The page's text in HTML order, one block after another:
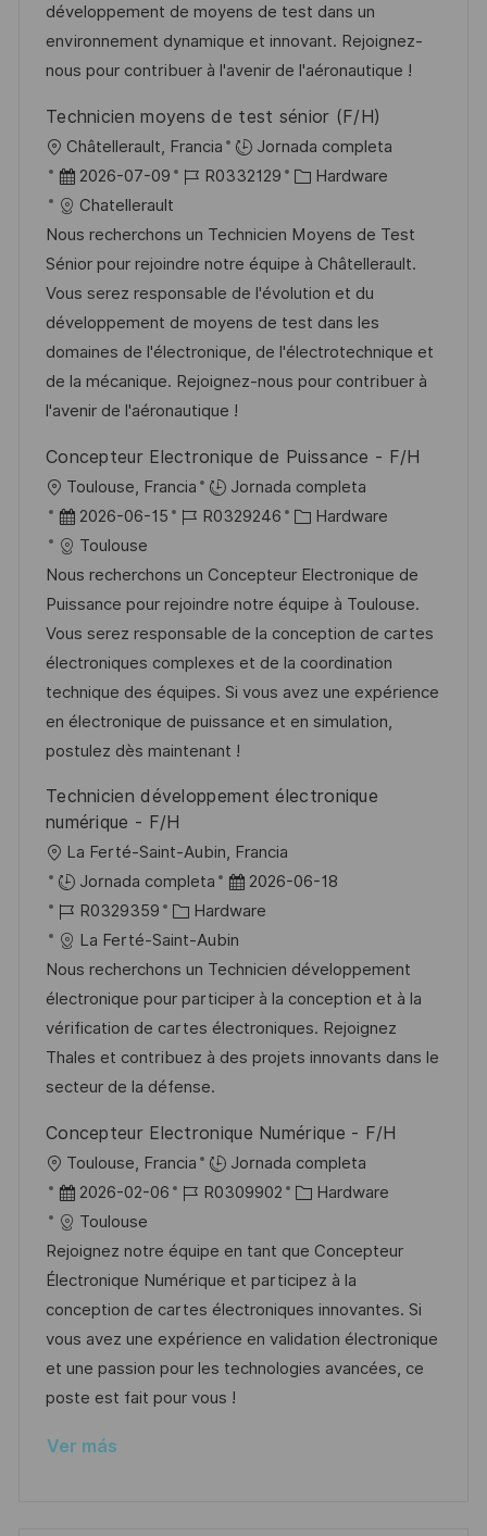
i
ó
n
d
e
p
b
l
i
c
a
c
i
ó
n
m
p
l
o
o
r
í
développement de moyens de test dans un
environnement dynamique et innovant. Rejoignez-
nous pour contribuer à l'avenir de l'aéronautique !
Technicien moyens de test sénior (F/H)
U
b
c
a
c
i
ó
n
Châtellerault, Francia
Jornada completa
F
e
c
h
a
d
e
p
u
l
i
c
a
c
i
ó
n
2026-07-09
I
d
e
e
m
p
l
e
R0332129
C
t
e
g
o
r
Hardware
Chatellerault
Nous recherchons un Technicien Moyens de Test
Sénior pour rejoindre notre équipe à Châtellerault.
Vous serez responsable de l'évolution et du
développement de moyens de test dans les
domaines de l'électronique, de l'électrotechnique et
de la mécanique. Rejoignez-nous pour contribuer à
l'avenir de l'aéronautique !
Concepteur Electronique de Puissance - F/H
U
b
c
a
c
i
ó
n
Toulouse, Francia
Jornada completa
F
e
c
h
a
d
e
p
u
l
a
c
2026-06-15
I
d
e
e
m
p
l
e
R0329246
C
t
e
g
o
r
í
Hardware
Toulouse
Nous recherchons un Concepteur Electronique de
Puissance pour rejoindre notre équipe à Toulouse.
Vous serez responsable de la conception de cartes
électroniques complexes et de la coordination
technique des équipes. Si vous avez une expérience
en électronique de puissance et en simulation,
postulez dès maintenant !
Technicien développement électronique
numérique - F/H
U
b
c
a
c
i
ó
n
La Ferté-Saint-Aubin, Francia
Jornada completa
F
e
c
h
a
d
e
b
i
a
c
i
ó
n
2026-06-18
I
D
d
e
e
m
p
e
o
R0329359
C
a
t
e
g
o
r
a
Hardware
La Ferté-Saint-Aubin
Nous recherchons un Technicien développement
électronique pour participer à la conception et à la
vérification de cartes électroniques. Rejoignez
Thales et contribuez à des projets innovants dans le
secteur de la défense.
Concepteur Electronique Numérique - F/H
U
b
c
a
c
i
ó
n
Toulouse, Francia
Jornada completa
F
e
c
h
a
d
e
p
b
2026-02-06
I
d
e
e
m
p
l
R0309902
C
t
e
g
o
r
Hardware
Toulouse
Rejoignez notre équipe en tant que Concepteur
Électronique Numérique et participez à la
conception de cartes électroniques innovantes. Si
vous avez une expérience en validation électronique
et une passion pour les technologies avancées, ce
poste est fait pour vous !
Ver más